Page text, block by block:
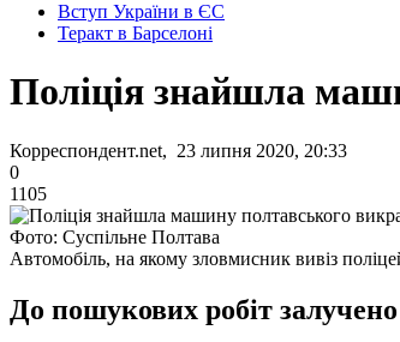
Вступ України в ЄС
Теракт в Барселоні
Поліція знайшла
Корреспондент.net, 23 липня 2020, 20:33
0
1105
Фото: Суспільне Полтава
Автомобіль, на якому зловмисник вивіз
До пошукових робіт